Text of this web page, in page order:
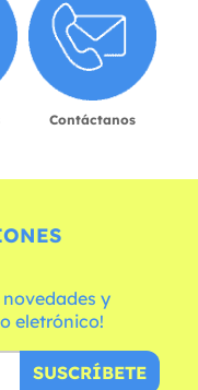
Contáctanos
novedades y
eletrónico!
SUSCRÍBETE